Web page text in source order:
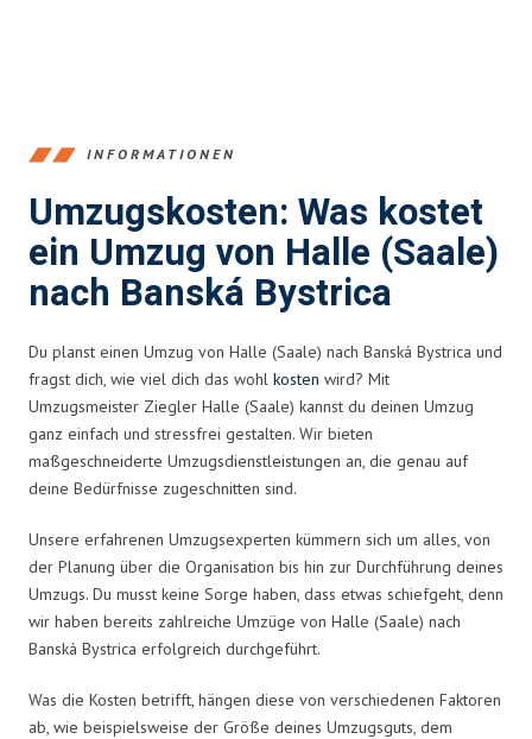
INFORMATIONEN
Umzugskosten: Was kostet
ein Umzug von Halle (Saale)
nach Banská Bystrica
Du planst einen Umzug von Halle (Saale) nach Banská Bystrica und
fragst dich, wie viel dich das wohl kosten wird? Mit
Umzugsmeister Ziegler Halle (Saale) kannst du deinen Umzug
ganz einfach und stressfrei gestalten. Wir bieten
maßgeschneiderte Umzugsdienstleistungen an, die genau auf
deine Bedürfnisse zugeschnitten sind.
Unsere erfahrenen Umzugsexperten kümmern sich um alles, von
der Planung über die Organisation bis hin zur Durchführung deines
Umzugs. Du musst keine Sorge haben, dass etwas schiefgeht, denn
wir haben bereits zahlreiche Umzüge von Halle (Saale) nach
Banská Bystrica erfolgreich durchgeführt.
Was die Kosten betrifft, hängen diese von verschiedenen Faktoren
ab, wie beispielsweise der Größe deines Umzugsguts, dem